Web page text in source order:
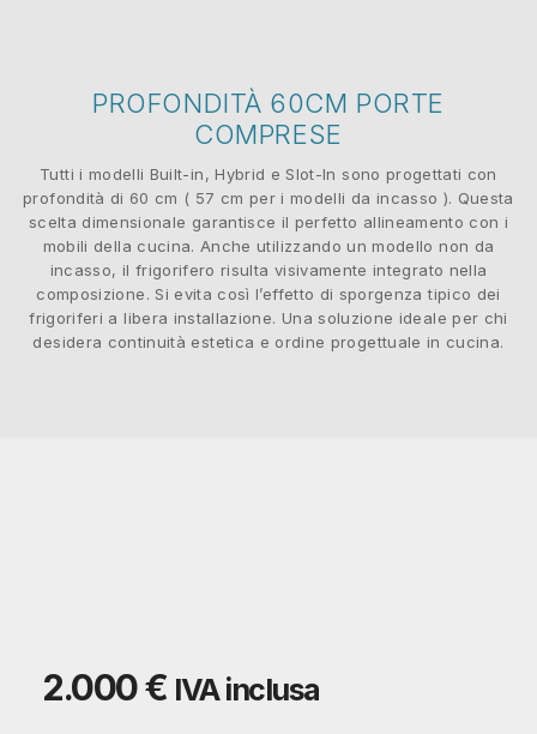
PROFONDITÀ 60CM PORTE
COMPRESE
Tutti i modelli Built-in, Hybrid e Slot-In sono progettati con
profondità di 60 cm ( 57 cm per i modelli da incasso ). Questa
scelta dimensionale garantisce il perfetto allineamento con i
mobili della cucina. Anche utilizzando un modello non da
incasso, il frigorifero risulta visivamente integrato nella
composizione. Si evita così l’effetto di sporgenza tipico dei
frigoriferi a libera installazione. Una soluzione ideale per chi
desidera continuità estetica e ordine progettuale in cucina.
2.000€ IVA inclusa